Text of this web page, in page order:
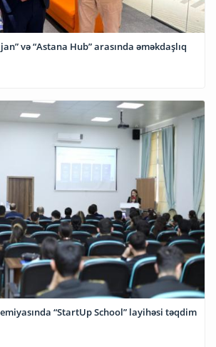
və “Astana Hub” arasında əməkdaşlıq
“StartUp School” layihəsi təqdim